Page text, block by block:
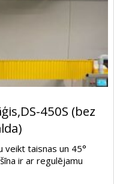
450S (bez
veikt taisnas un 45°
ir ar regulējamu